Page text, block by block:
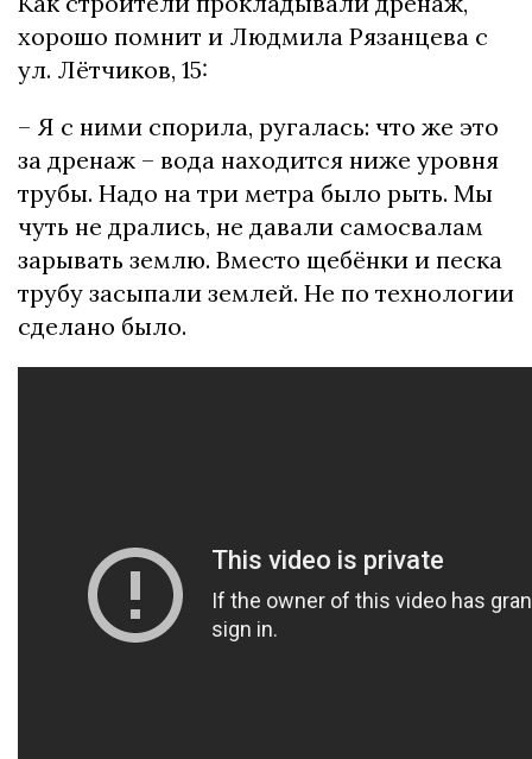
хорошо помнит и Людмила Рязанцева с
ул. Лётчиков, 15:
– Я с ними спорила, ругалась: что же это
за дренаж – вода находится ниже уровня
трубы. Надо на три метра было рыть. Мы
чуть не дрались, не давали самосвалам
зарывать землю. Вместо щебёнки и песка
трубу засыпали землей. Не по технологии
сделано было.